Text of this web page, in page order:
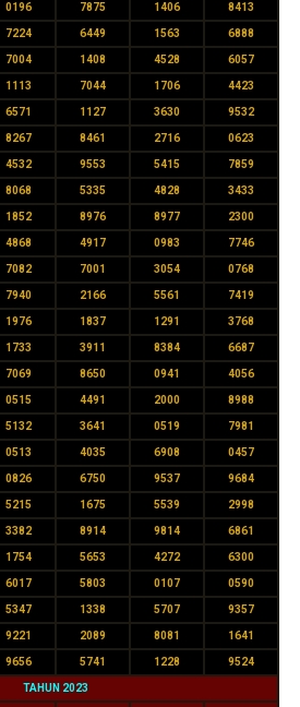
0196 7875 1406 8413
7224 6449 1563 6888
7004 1408 4528 6057
1113 7044 1706 4423
6571 1127 3630 9532
8267 8461 2716 0623
4532 9553 5415 7859
8068 5335 4828 3433
1852 8976 8977 2300
4868 4917 0983 7746
7082 7001 3054 0768
7940 2166 5561 7419
1976 1837 1291 3768
1733 3911 8384 6687
7069 8650 0941 4056
0515 4491 2000 8988
5132 3641 0519 7981
0513 4035 6908 0457
0826 6750 9537 9684
5215 1675 5539 2998
3382 8914 9814 6861
1754 5653 4272 6300
6017 5803 0107 0590
5347 1338 5707 9357
9221 2089 8081 1641
9656 5741 1228 9524
TAHUN 2023